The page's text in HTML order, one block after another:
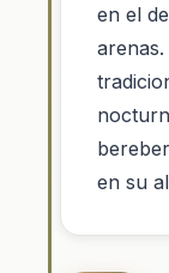
en el
en su